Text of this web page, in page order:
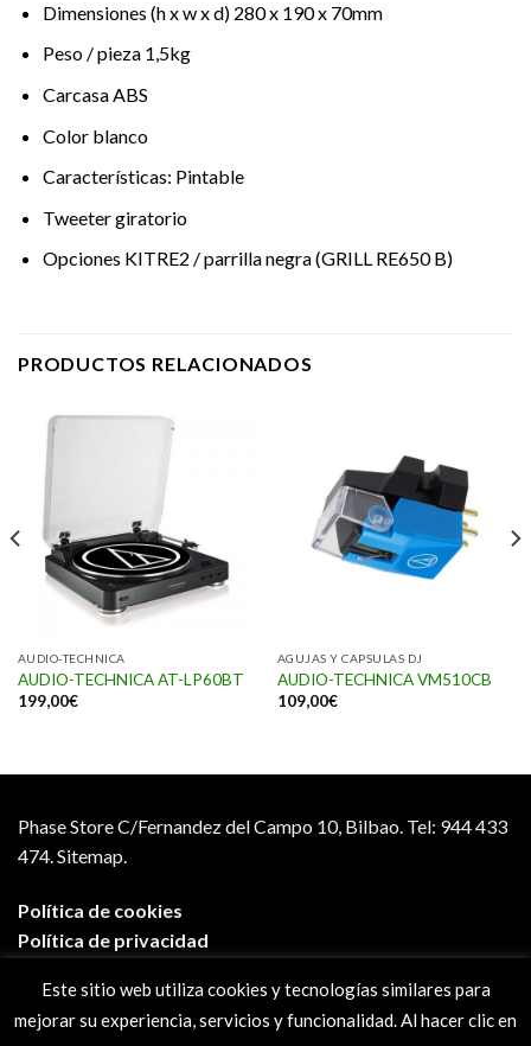
Dimensiones (h x w x d) 280 x 190 x 70mm
Peso / pieza 1,5kg
Carcasa ABS
Color blanco
Características: Pintable
Tweeter giratorio
Opciones KITRE2 / parrilla negra (GRILL RE650 B)
PRODUCTOS RELACIONADOS
AUDIO-TECHNICA
AUDIO-TECHNICA AT-LP60BT
199,00€
AGUJAS Y CAPSULAS DJ
AUDIO-TECHNICA VM510CB
109,00€
Phase Store C/Fernandez del Campo 10, Bilbao. Tel: 944 433
474.Sitemap.
Política de cookies
Política de privacidad
Condiciones de compra
Preguntas frecuentes
Este sitio web utiliza cookies y tecnologías similares para
mejorar su experiencia, servicios y funcionalidad. Al hacer clic en